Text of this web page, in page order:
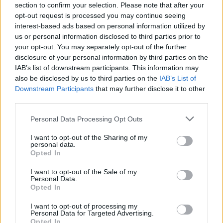
section to confirm your selection. Please note that after your
opt-out request is processed you may continue seeing
interest-based ads based on personal information utilized by
us or personal information disclosed to third parties prior to
your opt-out. You may separately opt-out of the further
disclosure of your personal information by third parties on the
IAB’s list of downstream participants. This information may
also be disclosed by us to third parties on the IAB’s List of
Downstream Participants that may further disclose it to other
Personal Data Processing Opt Outs
I want to opt-out of the Sharing of my
personal data.
Opted In
I want to opt-out of the Sale of my
Personal Data.
Opted In
I want to opt-out of processing my
Personal Data for Targeted Advertising.
uhonorowani, choć ich czyny miały równie wielkie
znaczenie. Tych, których bohaterska i głęboko ludzka,
moralna postawa nie została uhonorowana przez
Instytut Yad Vashem wJerozolimie, Muzeum Ulmów
nazywa Ratującymi.
Co roku 24 marca przed Ścianą Pamięci odbywają się
uroczystości, w trakcie których odczytuje się biogramy
symbolicznie odsłaniają nowo wmurowane tabliczki
upamiętniające ich przodków. Do 24 marca 2026 r.
wmurowano 925 kamiennych tabliczek.
Drogi Czytelniku,